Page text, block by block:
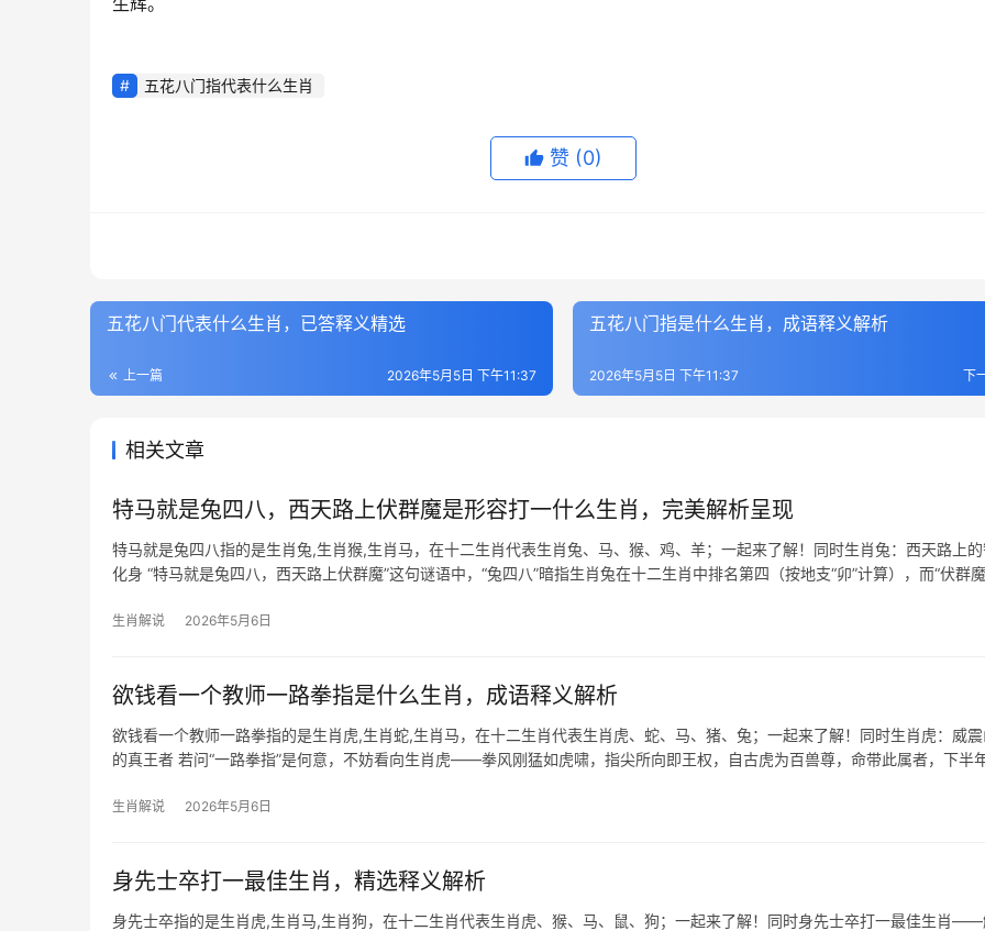
五花八门指代表什么生肖
赞 (0)
五花八门代表什么生肖，已答释义精选
上一篇 2026年5月5日 下午11:37
五花八门指是什么生肖，成语释义解析
下
2026年5月5日 下午11:37
相关文章
特马就是兔四八，西天路上伏群魔是形容打一什么生肖，完美解析呈现
特马就是兔四八指的是生肖兔,生肖猴,生肖马，在十二生肖代表生肖兔、马、猴、鸡、羊；一起来了解！同时生肖兔：西天路上
化身 “特马就是兔四八，西天路上伏群魔”这句谜语中，“兔四八”暗指生肖兔在十二生肖中排名第四（按地支“卯”计算），而“伏群魔
生肖解说 2026年5月6日
欲钱看一个教师一路拳指是什么生肖，成语释义解析
欲钱看一个教师一路拳指的是生肖虎,生肖蛇,生肖马，在十二生肖代表生肖虎、蛇、马、猪、兔；一起来了解！同时生肖虎：威
的真王者 若问“一路拳指”是何意，不妨看向生肖虎——拳风刚猛如虎啸，指尖所向即王权，自古虎为百兽尊，命带此属者，下半
生肖解说 2026年5月6日
身先士卒打一最佳生肖，精选释义解析
身先士卒指的是生肖虎,生肖马,生肖狗，在十二生肖代表生肖虎、猴、马、鼠、狗；一起来了解！同时身先士卒打一最佳生肖——